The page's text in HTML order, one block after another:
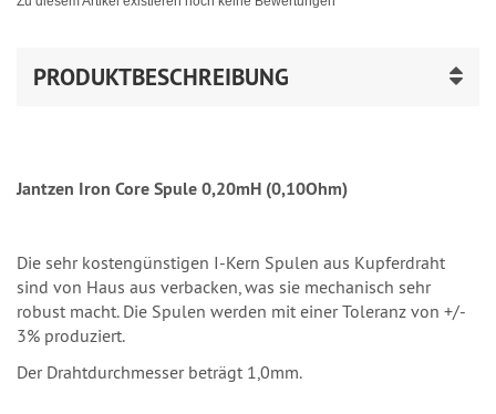
PRODUKTBESCHREIBUNG
Jantzen Iron Core Spule 0,20mH (0,10Ohm)
Die sehr kostengünstigen I-Kern Spulen aus Kupferdraht
sind von Haus aus verbacken, was sie mechanisch sehr
robust macht. Die Spulen werden mit einer Toleranz von +/-
3% produziert.
Der Drahtdurchmesser beträgt 1,0mm.